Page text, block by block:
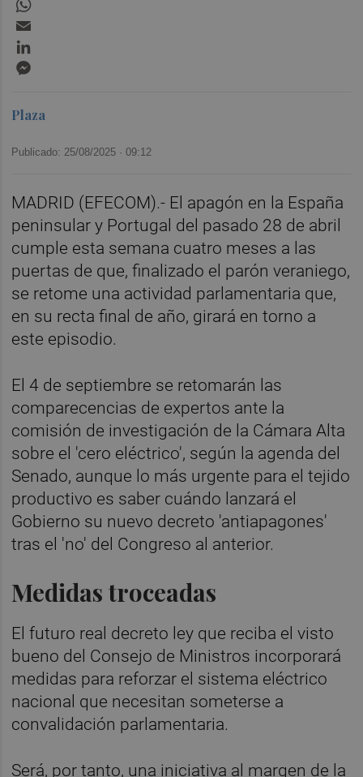
Plaza
Publicado: 25/08/2025 ·09:12
MADRID (EFECOM).- El apagón en la España
peninsular y Portugal del pasado 28 de abril
cumple esta semana cuatro meses a las
puertas de que, finalizado el parón veraniego,
se retome una actividad parlamentaria que,
en su recta final de año, girará en torno a
este episodio.
El 4 de septiembre se retomarán las
comparecencias de expertos ante la
comisión de investigación de la Cámara Alta
sobre el 'cero eléctrico', según la agenda del
Senado, aunque lo más urgente para el tejido
productivo es saber cuándo lanzará el
Gobierno su nuevo decreto 'antiapagones'
tras el 'no' del Congreso al anterior.
Medidas troceadas
El futuro real decreto ley que reciba el visto
bueno del Consejo de Ministros incorporará
medidas para reforzar el sistema eléctrico
nacional que necesitan someterse a
convalidación parlamentaria.
Será, por tanto, una iniciativa al margen de la